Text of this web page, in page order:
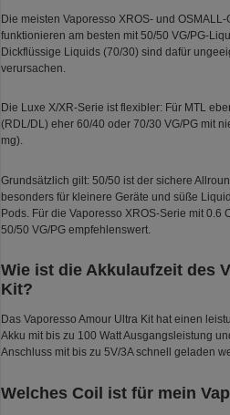
Die meisten Vaporesso XROS- und
funktionieren am besten mit 50/50 VG/PG-
Dickflüssige Liquids (70/30) sind dafür
verursachen.
Die Luxe X/XR-Serie ist flexibler: Für MTL
(RDL/DL) eher 60/40 oder 70/30 VG/PG mit
mg).
Grundsätzlich gilt: 50/50 ist der sichere
besonders für kleinere Geräte und süße
Pods. Für die Vaporesso XROS-Serie mit 0.6
50/50 VG/PG empfehlenswert.
Wie ist die Akkulaufzeit des
Kit?
Das Vaporesso Amour Ultra Kit hat einen
Akku mit bis zu 100 Watt Ausgangsleistung
Anschluss mit bis zu 5V/3A schnell geladen
Welches Coil ist für mein